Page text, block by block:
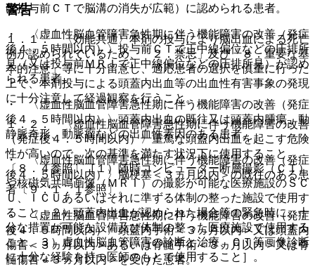
は投与前ＣＴで脳溝の消失が広範）に認められる患者。
・ 〈虚血性脳血管障害急性期に伴う機能障害の改善（発症
後４．５時間以内）〉投与前ＣＴで正中線偏位などの圧排所
見（又は投与前ＭＲＩで正中線偏位などの圧排所見）が認め
られる患者。
・ 〈虚血性脳血管障害急性期に伴う機能障害の改善（発症
後４．５時間以内）〉頭蓋内出血の既往又は頭蓋内腫瘍、動
静脈奇形、動脈瘤などの出血性素因のある患者。
・ 〈虚血性脳血管障害急性期に伴う機能障害の改善（発症
後４．５時間以内）〉脳梗塞＜３ヵ月以内＞の既往のある患
者〔９．１．１参照〕。
・ 〈虚血性脳血管障害急性期に伴う機能障害の改善（発症
後４．５時間以内）〉頭蓋内手術＜３ヵ月以内＞又は頭蓋内
傷害＜３ヵ月以内＞あるいは脊髄手術＜３ヵ月以内＞又は脊
髄傷害＜３ヵ月以内＞を受けた患者。
警告
１．１． 〈効能共通〉本剤の投与により脳出血による死亡
例が認められているため、「２．禁忌」及び「８．重要な基
本的注意」等に十分留意し、適応患者の選択を慎重に行った
上で、本剤投与による頭蓋内出血等の出血性有害事象の発現
に十分注意して経過観察を行うこと。
１．２． 〈虚血性脳血管障害急性期に伴う機能障害の改善
（発症後４．５時間以内）〉重篤な頭蓋内出血を起こす危険
性が高いので、次の基準を満たす状況下に使用すること
〔８．４参照〕［１）随時コンピューター断層撮影（ＣＴ）
や核磁気共鳴画像（ＭＲＩ）の撮影が可能な医療施設のＳＣ
Ｕ、ＩＣＵあるいはそれに準ずる体制の整った施設で使用す
ること、２）頭蓋内出血が認められた場合等の緊急時に、十
分な措置が可能な設備及び体制の整った医療施設で使用する
こと、３）虚血性脳血管障害の診断と治療、ＣＴ等画像診断
に十分な経験を持つ医師のもとで使用すること］。